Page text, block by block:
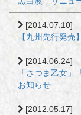
[2014.07.10]
【九州先行発
[2014.06.24]
「さつま乙女
お知らせ
[2012.05.17]